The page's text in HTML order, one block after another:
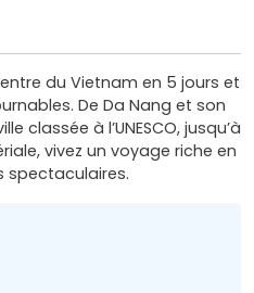
du Vietnam en 5 jours et
De Da Nang et son
classée à l’UNESCO, jusqu’à
vivez un voyage riche en
spectaculaires.